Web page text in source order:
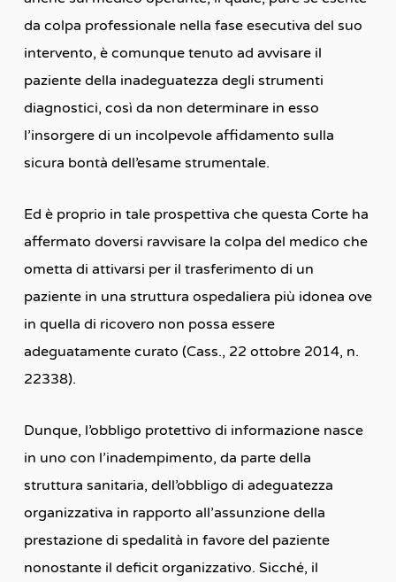
da colpa professionale nella fase esecutiva del suo
intervento, è comunque tenuto ad avvisare il
paziente della inadeguatezza degli strumenti
diagnostici, così da non determinare in esso
l’insorgere di un incolpevole affidamento sulla
sicura bontà dell’esame strumentale.
Ed è proprio in tale prospettiva che questa Corte ha
affermato doversi ravvisare la colpa del medico che
ometta di attivarsi per il trasferimento di un
paziente in una struttura ospedaliera più idonea ove
in quella di ricovero non possa essere
adeguatamente curato (Cass., 22 ottobre 2014, n.
22338).
Dunque, l’obbligo protettivo di informazione nasce
in uno con l’inadempimento, da parte della
struttura sanitaria, dell’obbligo di adeguatezza
organizzativa in rapporto all’assunzione della
prestazione di spedalità in favore del paziente
nonostante il deficit organizzativo. Sicché, il